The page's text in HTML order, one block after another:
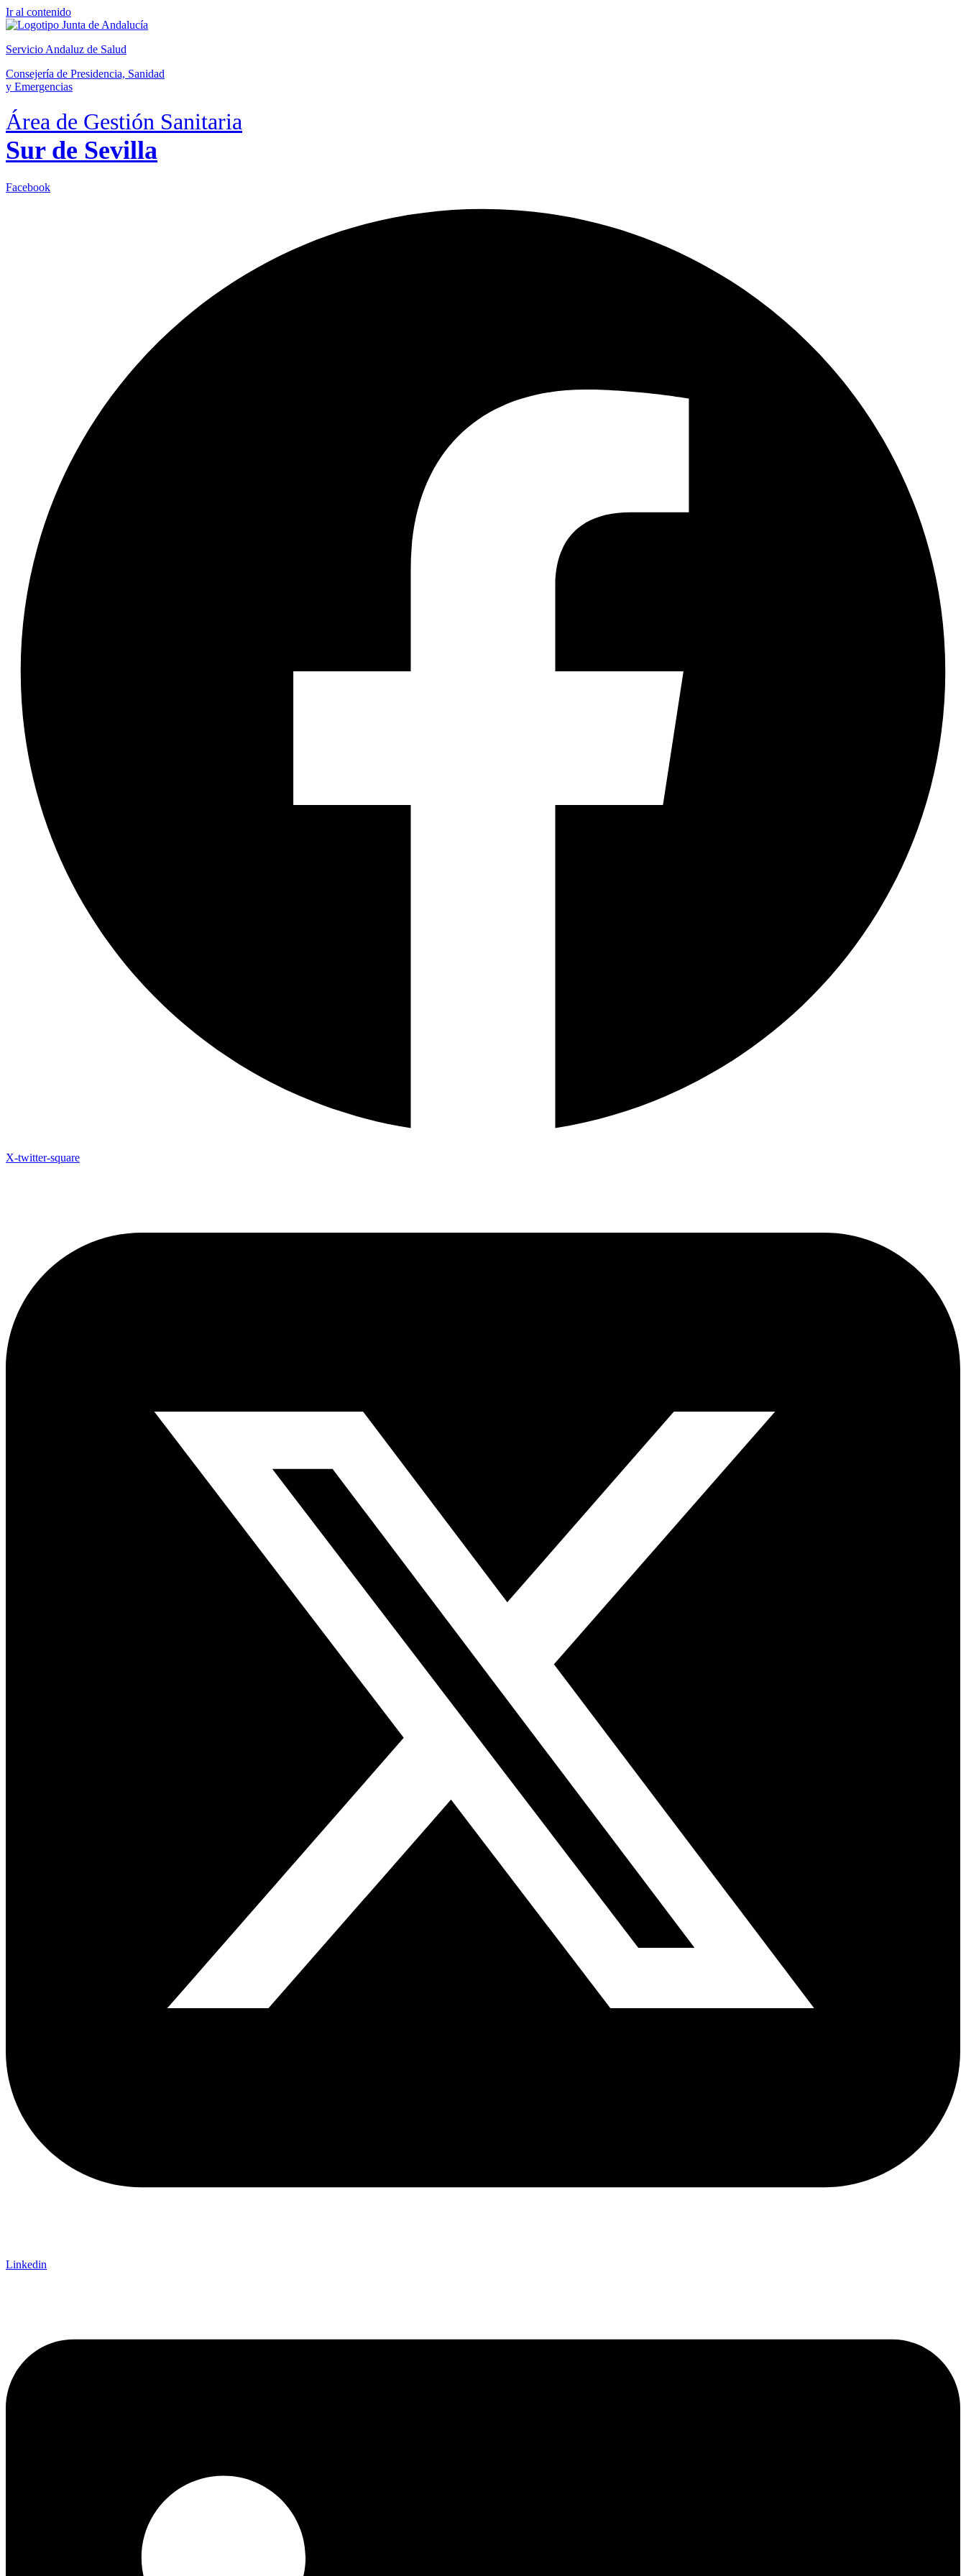
Ir al contenido
Servicio Andaluz de Salud
Consejería de Presidencia, Sanidad
y Emergencias
Área de Gestión Sanitaria
Sur de Sevilla
Facebook
X-twitter-square
Linkedin